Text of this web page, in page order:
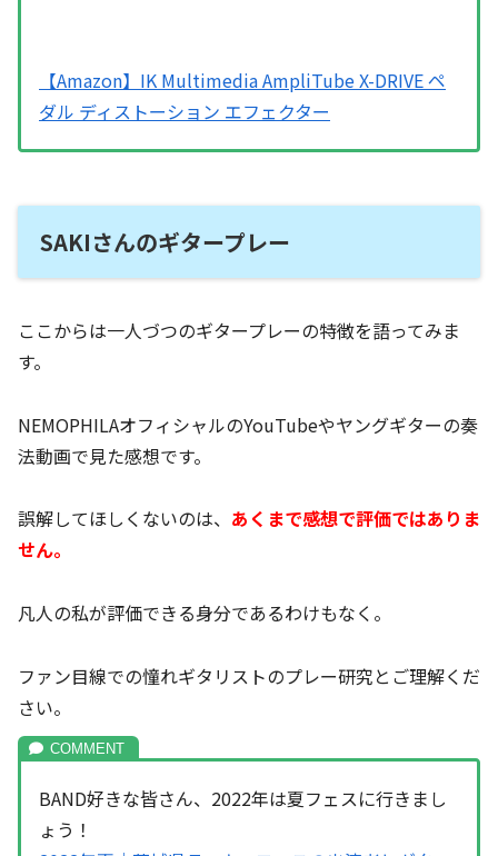
【Amazon】IK Multimedia AmpliTube X-DRIVE ペ
ダル ディストーション エフェクター
SAKIさんのギタープレー
ここからは一人づつのギタープレーの特徴を語ってみま
す。
NEMOPHILAオフィシャルのYouTubeやヤングギターの奏
法動画で見た感想です。
誤解してほしくないのは、 あくまで感想で評価ではありま
せん。
凡人の私が評価できる身分であるわけもなく。
ファン目線での憧れギタリストのプレー研究とご理解くだ
さい。
BAND好きな皆さん、2022年は夏フェスに行きまし
ょう！